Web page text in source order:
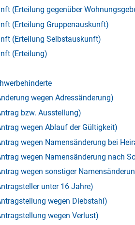
(Erteilung gegenüber
(Erteilung Gruppenauskunft)
(Erteilung Selbstauskunft)
(Erteilung)
wegen Adressänderung)
bzw. Ausstellung)
wegen Ablauf der Gültigkeit)
wegen Namensänderung bei
wegen Namensänderung nach
wegen sonstiger
unter 16 Jahre)
wegen Diebstahl)
wegen Verlust)